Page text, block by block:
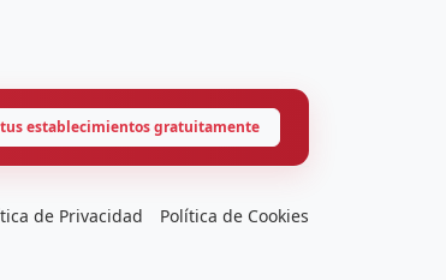
establecimientos gratuitamente
de Privacidad Política de Cookies